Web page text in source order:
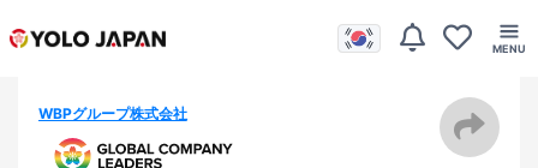
WBPグループ株式会社